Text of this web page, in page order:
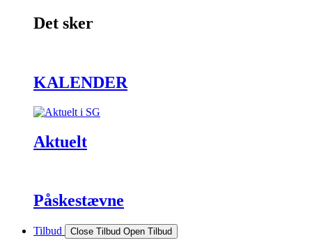
Det sker
KALENDER
Aktuelt
Påskestævne
Tilbud Close Tilbud Open Tilbud